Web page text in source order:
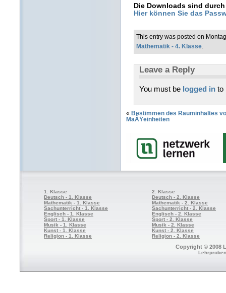
Die Downloads sind
Hier können Sie das
This entry was posted on
Mathematik - 4. Klasse.
Leave a Reply
You must be logged in to
« Bestimmen des Rauminhaltes
MaÃŸeinheiten
1. Klasse
Deutsch - 1. Klasse
Mathematik - 1. Klasse
Sachunterricht - 1. Klasse
Englisch - 1. Klasse
Sport - 1. Klasse
Musik - 1. Klasse
Kunst - 1. Klasse
Religion - 1. Klasse
2. Klasse
Deutsch - 2. Klasse
Mathematik - 2. Klasse
Sachunterricht - 2. Klasse
Englisch - 2. Klasse
Sport - 2. Klasse
Musik - 2. Klasse
Kunst - 2. Klasse
Religion - 2. Klasse
Copyright © 2008